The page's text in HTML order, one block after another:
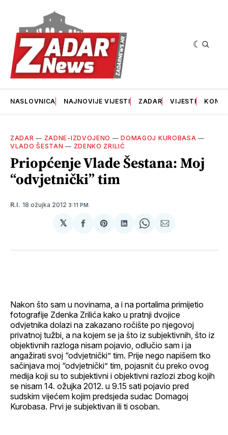
NASLOVNICA NAJNOVIJE VIJESTI ZADAR VIJESTI
ZADAR — ZADNE-IZDVOJENO —DOMAGOJ KUROBASA —
VLADO ŠESTAN — ZDENKO ZRILIĆ
Priopćenje Vlade Šestana: Moj
“odvjetnički” tim
R.I. 18 ožujka 2012 3:11 PM.
𝕏
podijeliSharepodijeliSharepodijeli
Nakon što sam u novinama, a i na portalima primijetio
fotografije Zdenka Zrilića kako u pratnji dvojice
odvjetnika dolazi na zakazano ročište po njegovoj
privatnoj tužbi, a na kojem se ja što iz subjektivnih, što iz
objektivnih razloga nisam pojavio, odlučio sam i ja
angažirati svoj “odvjetnički” tim. Prije nego napišem tko
sačinjava moj “odvjetnički” tim, pojasnit ću preko ovog
medija koji su to subjektivni i objektivni razlozi zbog kojih
se nisam 14. ožujka 2012. u 9.15 sati pojavio pred
sudskim vijećem kojim predsjeda sudac Domagoj
Kurobasa. Prvi je subjektivan ili ti osoban.